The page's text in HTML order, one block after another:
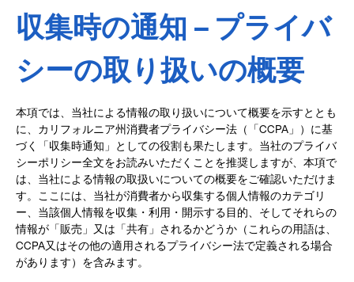
収集時の通知 – プライバ
シーの取り扱いの概要
本項では、当社による情報の取り扱いについて概要を示すととも
に、カリフォルニア州消費者プライバシー法（「CCPA」）に基
づく「収集時通知」としての役割も果たします。当社のプライバ
シーポリシー全文をお読みいただくことを推奨しますが、本項で
は、当社による情報の取扱いについての概要をご確認いただけま
す。ここには、当社が消費者から収集する個人情報のカテゴリ
ー、当該個人情報を収集・利用・開示する目的、そしてそれらの
情報が「販売」又は「共有」されるかどうか（これらの用語は、
CCPA又はその他の適用されるプライバシー法で定義される場合
があります）を含みます。